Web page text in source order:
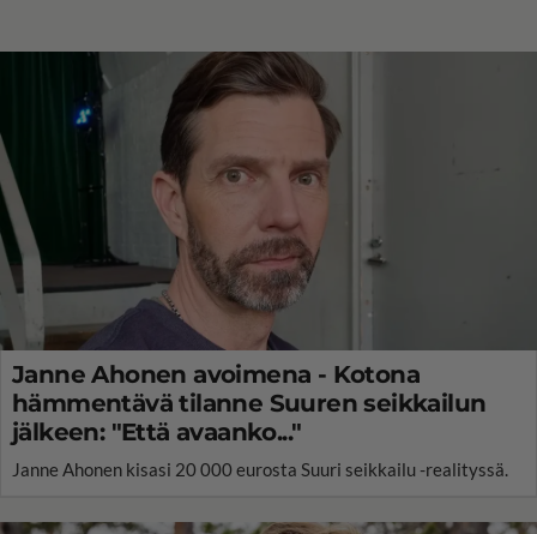
Janne Ahonen avoimena - Kotona
hämmentävä tilanne Suuren seikkailun
jälkeen: "Että avaanko..."
Janne Ahonen kisasi 20 000 eurosta Suuri seikkailu -realityssä.